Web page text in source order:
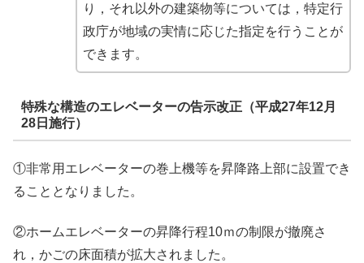
り，それ以外の建築物等については，特定行
政庁が地域の実情に応じた指定を行うことが
できます。
特殊な構造のエレベーターの告示改正（平成27年12月
28日施行）
①非常用エレベーターの巻上機等を昇降路上部に設置でき
ることとなりました。
②ホームエレベーターの昇降行程10ｍの制限が撤廃さ
れ，かごの床面積が拡大されました。